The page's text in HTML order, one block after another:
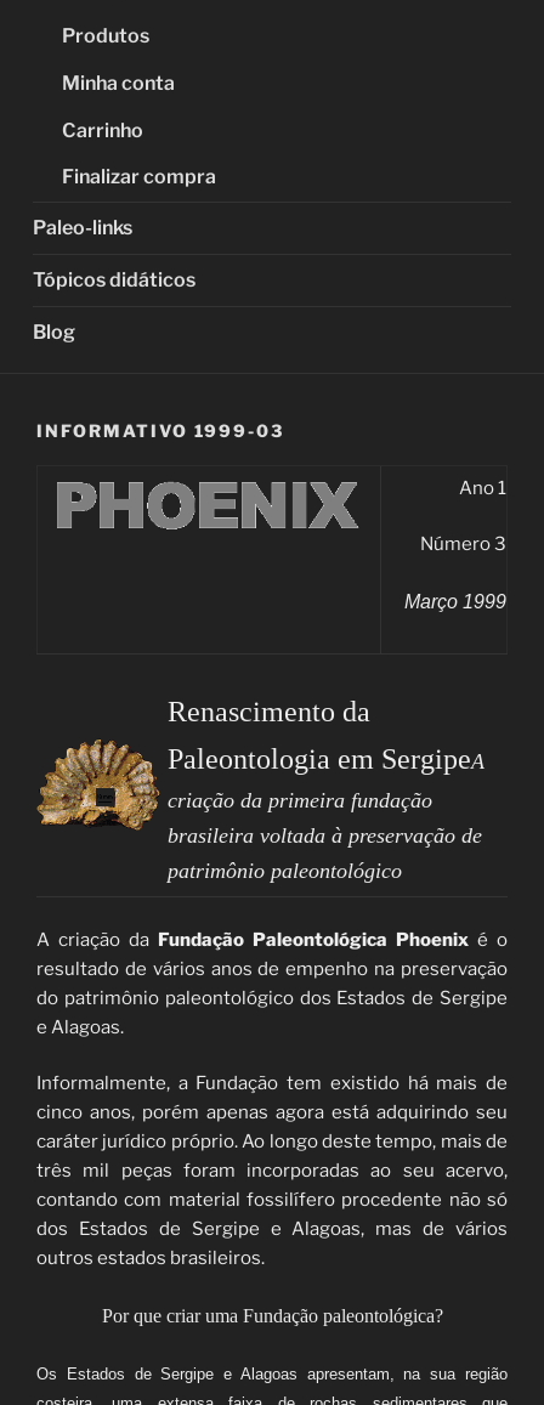
Produtos
Minha conta
Carrinho
Finalizar compra
Paleo-links
Tópicos didáticos
Blog
INFORMATIVO 1999-03
Ano 1
Número 3
Março 1999
Renascimento da
Paleontologia em SergipeA
criação da primeira fundação
brasileira voltada à preservação de
patrimônio paleontológico
A criação da Fundação Paleontológica Phoenix é o
resultado de vários anos de empenho na preservação
do patrimônio paleontológico dos Estados de Sergipe
e Alagoas.
Informalmente, a Fundação tem existido há mais de
cinco anos, porém apenas agora está adquirindo seu
caráter jurídico próprio. Ao longo deste tempo, mais de
três mil peças foram incorporadas ao seu acervo,
contando com material fossilífero procedente não só
dos Estados de Sergipe e Alagoas, mas de vários
outros estados brasileiros.
Por que criar uma Fundação paleontológica?
Os Estados de Sergipe e Alagoas apresentam, na sua região